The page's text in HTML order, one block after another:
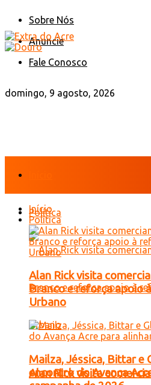
Sobre Nós
Anuncie
Fale Conosco
domingo, 9 agosto, 2026
Política
Alan Rick visita
Início
Política
Alan Rick visita
Branco e reforça apoio
Urbano
Mailza, Jéssica, Bittar e
encontro do Avança